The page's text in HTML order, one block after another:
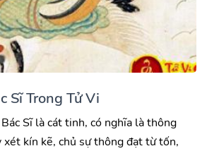
Sĩ Trong Tử Vi
Sĩ là cát tinh, có nghĩa là thông
xét kín kẽ, chủ sự thông đạt từ tốn,